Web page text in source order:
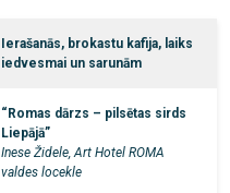
Ierašanās, brokastu kafija, laiks
iedvesmai un sarunām
“Romas dārzs – pilsētas sirds
Liepājā”
Inese Židele, Art Hotel ROMA
valdes locekle